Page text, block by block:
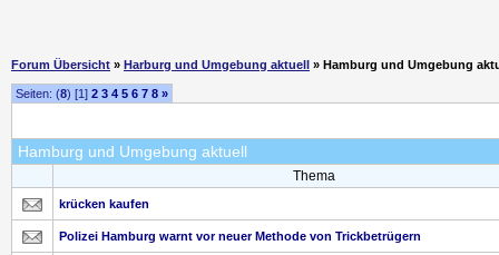
Forum Übersicht » Harburg und Umgebung aktuell » Hamburg und Umgebung
Seiten: (8) [1] 2 3 4 5 6 7 8 »
Hamburg und Umgebung aktuell
Thema
krücken kaufen
Polizei Hamburg warnt vor neuer Methode von Trickbetrügern